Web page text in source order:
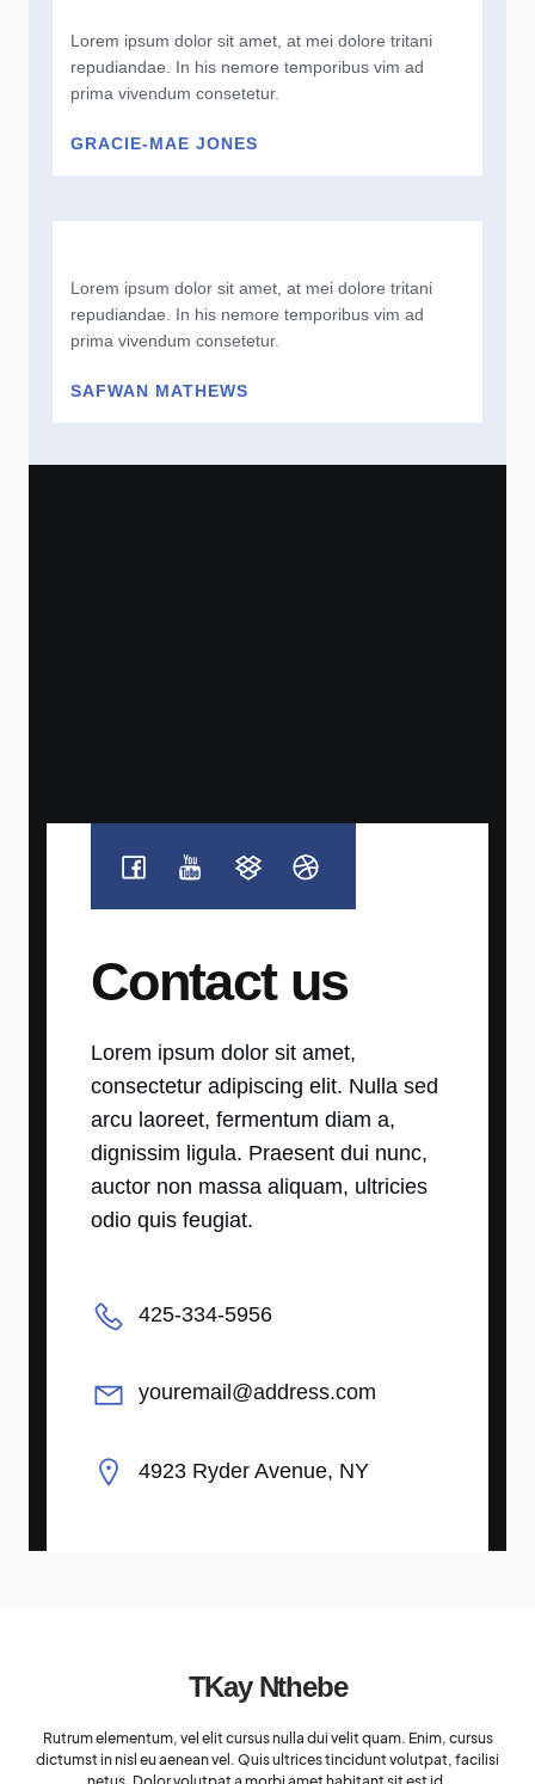
Lorem ipsum dolor sit amet, at mei dolore tritani
repudiandae. In his nemore temporibus vim ad
prima vivendum consetetur.
GRACIE-MAE JONES
Lorem ipsum dolor sit amet, at mei dolore tritani
repudiandae. In his nemore temporibus vim ad
prima vivendum consetetur.
SAFWAN MATHEWS
Contact us
Lorem ipsum dolor sit amet,
consectetur adipiscing elit. Nulla sed
arcu laoreet, fermentum diam a,
dignissim ligula. Praesent dui nunc,
auctor non massa aliquam, ultricies
odio quis feugiat.
425-334-5956
youremail@address.com
4923 Ryder Avenue, NY
TKay Nthebe
Rutrum elementum, vel elit cursus nulla dui velit quam. Enim, cursus
dictumst in nisl eu aenean vel. Quis ultrices tincidunt volutpat, facilisi